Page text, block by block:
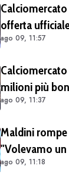
offerta
Rodrigo Mora
ago 09, 11:57
milioni più
ma c'è
Benevento
ago 09, 11:37
Maldini
"Volevamo un
Rossi o
ago 09, 11:18